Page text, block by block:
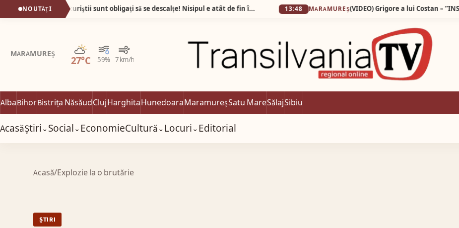
NOUTĂȚI Plaja din Tunisia unde turiștii sunt obligați să se descalțe! Nisipul e atât de fin încât pare cernut prin sită! MARAMUREȘ(VIDEO) Grigore a lui Costan –
MARAMUREȘ
27°C 59% 7 km/h
Parțial noros
AlbaBihorBistrița NăsăudClujHarghitaHunedoaraMaramureșSatu MareSălajSibiu
AcasăȘtiri⌄Social⌄EconomieCultură⌄Locuri⌄Editorial
Acasă/Explozie la o brutărie
ȘTIRI